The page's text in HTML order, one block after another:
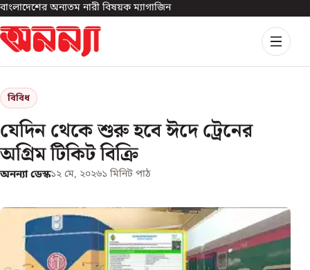
বাংলাদেশের অন্যতম নারী বিষয়ক ম্যাগাজিন
বিবিধ
যেদিন থেকে শুরু হবে ঈদে ট্রেনের
অগ্রিম টিকিট বিক্রি
অনন্যা ডেস্ক১২ মে, ২০২৬১ মিনিট পাঠ